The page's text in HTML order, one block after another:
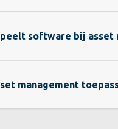
software bij asset
management